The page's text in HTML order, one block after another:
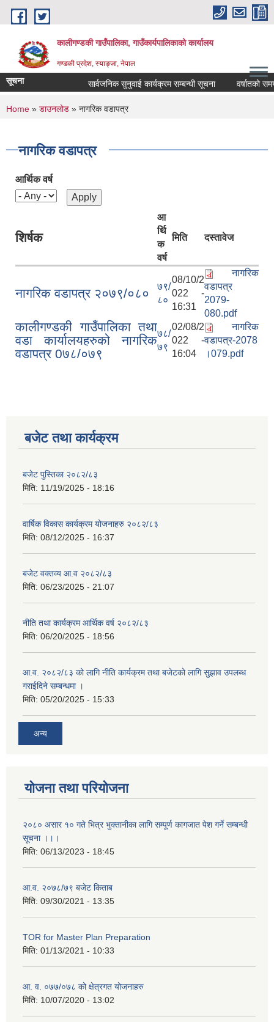
Skip to main content
कालीगण्डकी गाउँपालिका, गाउँकार्यपालिकाको कार्यालय
गण्डकी प्रदेश, स्याङ्जा, नेपाल
सूचना सार्वजनिक सुनुवाई कार्यक्रम सम्बन्धी सूचना वर्षातको
You are here
Home » डाउनलोड » नागरिक वडापत्र
नागरिक वडापत्र
आर्थिक वर्ष
शिर्षक
आ
र्थि
क
वर्ष
मिति दस्तावेज
नागरिक वडापत्र २०७९/०८०
७९/
८०
08/10/2
022 -
16:31
नागरिक
वडापत्र
2079-
080.pdf
कालीगण्डकी गाउँपालिका तथा
वडा कार्यालयहरुको नागरिक
वडापत्र 0७८/०७९
७८/
७९
02/08/2
022 -
16:04
नागरिक
वडापत्र-2078
।079.pdf
बजेट तथा कार्यक्रम
बजेट पुस्तिका २०८२/८३
मिति: 11/19/2025 - 18:16
वार्षिक विकास कार्यक्रम योजनाहरु २०८२/८३
मिति: 08/12/2025 - 16:37
बजेट वक्तव्य आ.व २०८२/८३
मिति: 06/23/2025 - 21:07
नीति तथा कार्यक्रम आर्थिक वर्ष २०८२/८३
मिति: 06/20/2025 - 18:56
आ.व. २०८२/८३ को लागि नीति कार्यक्रम तथा बजेटको लागि सुझाव उपलब्ध
गराईदिने सम्बन्धमा ।
मिति: 05/20/2025 - 15:33
अन्य
योजना तथा परियोजना
२०८० असार १० गते भित्र भुक्तानीका लागि सम्पूर्ण कागजात पेश गर्ने सम्बन्धी
सूचना ।।।
मिति: 06/13/2023 - 18:45
आ.व. २०७८/७९ बजेट किताब
मिति: 09/30/2021 - 13:35
TOR for Master Plan Preparation
मिति: 01/13/2021 - 10:33
आ. व. ०७७/०७८ को क्षेत्रगत योजनाहरु
मिति: 10/07/2020 - 13:02